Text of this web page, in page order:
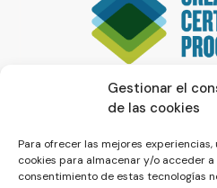
Gestionar el
de las cookies
Para ofrecer las mejores
cookies para almacenar y/o acceder
consentimiento de estas tecnologías